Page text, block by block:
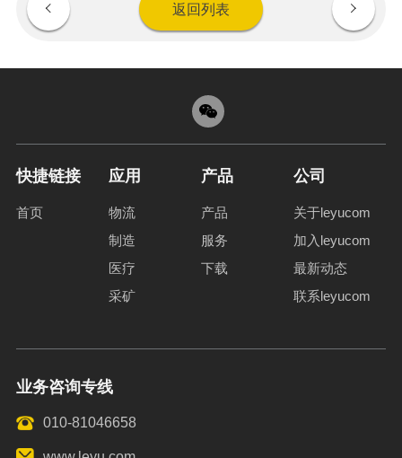
返回列表
快捷链接
首页
应用
物流
制造
医疗
采矿
产品
产品
服务
下载
公司
关于leyucom
加入leyucom
最新动态
联系leyucom
业务咨询专线
010-81046658